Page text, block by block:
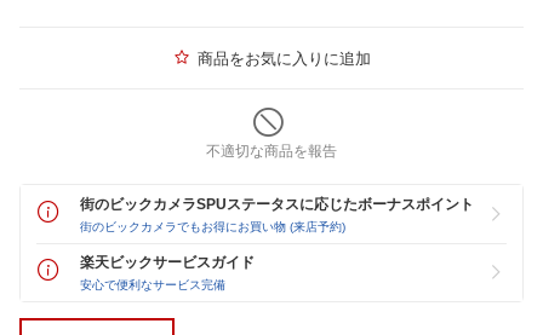
商品をお気に入りに追加
不適切な商品を報告
街のビックカメラSPUステータスに応じたボーナスポイント
街のビックカメラでもお得にお買い物 (来店予約)
楽天ビックサービスガイド
安心で便利なサービス完備